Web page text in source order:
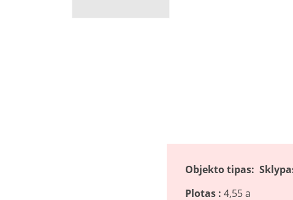
Objekto tipas:
Plotas : 4,55 a